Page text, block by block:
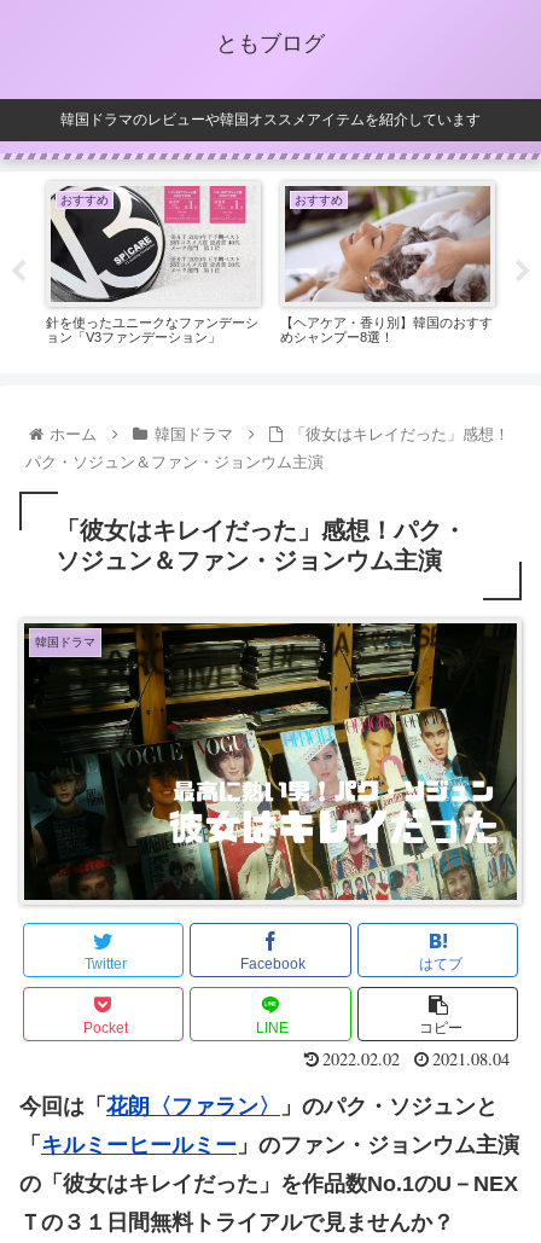
ともブログ
韓国ドラマのレビューや韓国オススメアイテムを紹介しています
おすすめ
針を使ったユニークなファンデーシ
ョン「V3ファンデーション」
おすすめ
【ヘアケア・香り別】韓国のおすす
めシャンプー8選！
ホーム 韓国ドラマ
「彼女はキレイだった」感想！
パク・ソジュン＆ファン・ジョンウム主演
「彼女はキレイだった」感想！パク・
ソジュン＆ファン・ジョンウム主演
韓国ドラマ
Twitter Facebook はてブ
Pocket LINE コピー
2022.02.02 2021.08.04
今回は「 花朗〈ファラン〉
」のパク・ソジュンと
「 キルミーヒールミー 」のファン・ジョンウム主演
の「彼女はキレイだった」を作品数No.1のU－NEX
Ｔの３１日間無料トライアルで見ませんか？